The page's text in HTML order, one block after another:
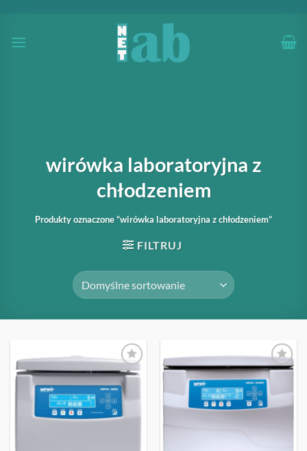
zawartości
wirówka laboratoryjna z
chłodzeniem
Produkty oznaczone “wirówka laboratoryjna z chłodzeniem”
FILTRUJ
OBSERWUJ OBSERWUJ